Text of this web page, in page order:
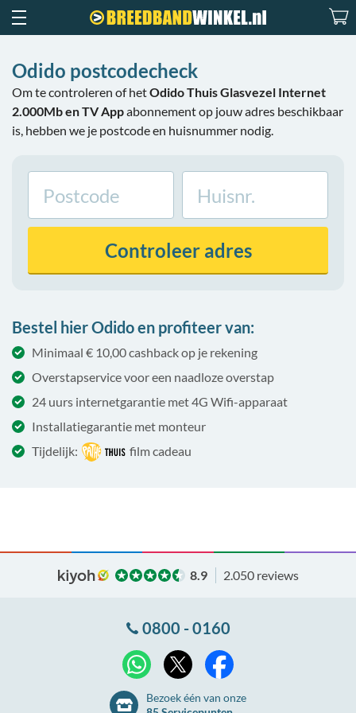
Odido postcodecheck
Om te controleren of hetOdido Thuis Glasvezel Internet
2.000Mb en TV Appabonnement op jouw adres beschikbaar
is, hebben we je postcode en huisnummer nodig.
Controleeradres
Bestel hier Odido en profiteer van:
Minimaal € 10,00 cashback op je rekening
Overstapservice voor een naadloze overstap
24 uurs internetgarantie met 4G Wifi-apparaat
Installatiegarantie met monteur
Tijdelijk:
film cadeau
8.9 2.050 reviews
0800 - 0160
WhatsApp
Bezoek één van onze